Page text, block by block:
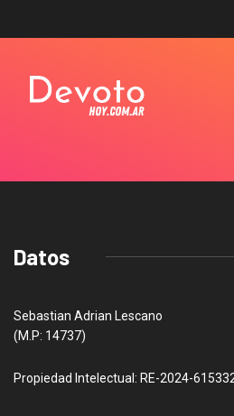
Datos
Sebastian Adrian Lescano
(M.P: 14737)
Propiedad Intelectual: RE-2024-